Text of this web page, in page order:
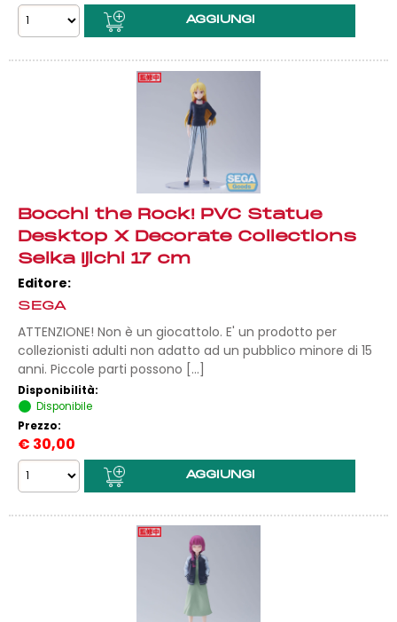
Bocchi the Rock! PVC Statue
Desktop X Decorate Collections
Seika Ijichi 17 cm
Editore:
SEGA
ATTENZIONE! Non è un giocattolo. E' un prodotto per
collezionisti adulti non adatto ad un pubblico minore di 15
anni. Piccole parti possono [...]
Disponibilità:
Disponibile
Prezzo:
€ 30,00